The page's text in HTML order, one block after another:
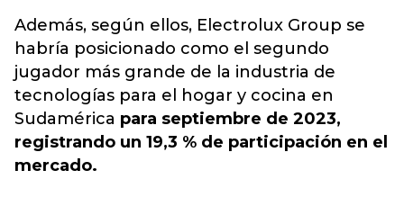
Además, según ellos, Electrolux Group se
habría posicionado como el segundo
jugador más grande de la industria de
tecnologías para el hogar y cocina en
Sudamérica para septiembre de 2023,
registrando un 19,3 % de participación en el
mercado.